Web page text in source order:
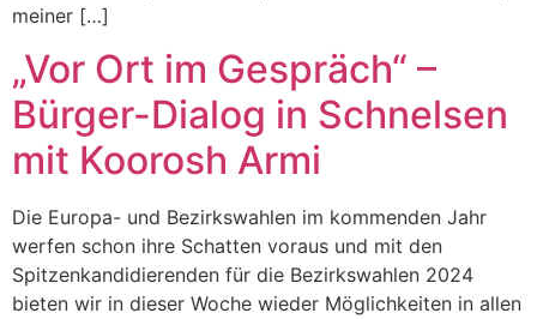
meiner […]
„Vor Ort im Gespräch“ –
Bürger-Dialog in Schnelsen
mit Koorosh Armi
Die Europa- und Bezirkswahlen im kommenden Jahr
werfen schon ihre Schatten voraus und mit den
Spitzenkandidierenden für die Bezirkswahlen 2024
bieten wir in dieser Woche wieder Möglichkeiten in allen